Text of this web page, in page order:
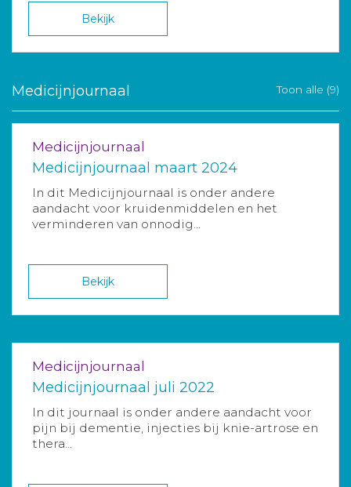
Bekijk
Medicijnjournaal Toon alle (9)
Medicijnjournaal
Medicijnjournaal maart 2024
In dit Medicijnjournaal is onder andere
aandacht voor kruidenmiddelen en het
verminderen van onnodig...
Bekijk
Medicijnjournaal
Medicijnjournaal juli 2022
In dit journaal is onder andere aandacht voor
pijn bij dementie, injecties bij knie-artrose en
thera...